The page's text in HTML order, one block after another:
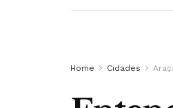
Home Cidades